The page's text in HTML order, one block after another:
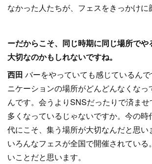
なかった人たちが、フェスをきっかけに
ーだからこそ、同じ時期に同じ場所でや
大切なのかもしれないですね。
西田 バーをやっていても感じているん
ニケーションの場所がどんどんなくなっ
んです。会うよりSNSだったりで済ま
多くなっているじゃないですか。今の
代にこそ、集う場所が大切なんだと思い
いろんなフェスが全国で開催されている
いことだと思います。